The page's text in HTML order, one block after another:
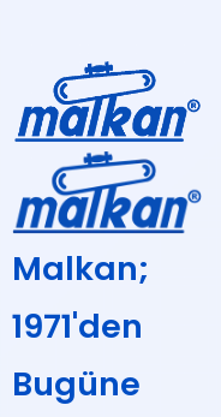
Malkan;
1971'den
Bugüne